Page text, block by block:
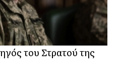
του Στρατού της